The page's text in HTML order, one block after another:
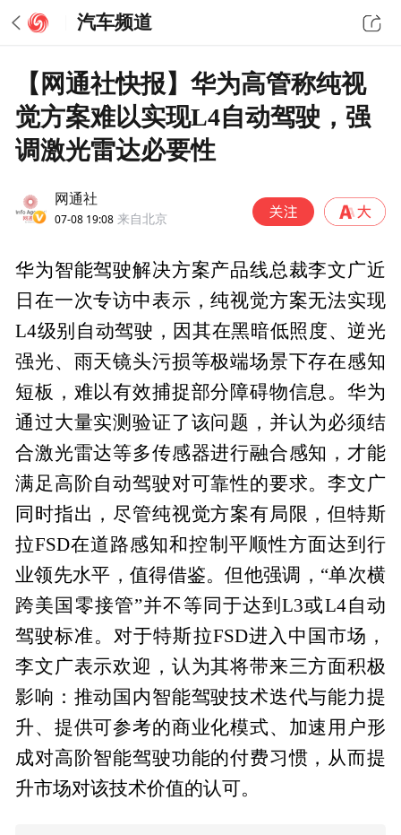
汽车频道
【网通社快报】华为高管称纯视
觉方案难以实现L4自动驾驶，强
调激光雷达必要性
网通社
07-08 19:08 来自北京
华为智能驾驶解决方案产品线总裁李文广近
日在一次专访中表示，纯视觉方案无法实现
L4级别自动驾驶，因其在黑暗低照度、逆光
强光、雨天镜头污损等极端场景下存在感知
短板，难以有效捕捉部分障碍物信息。华为
通过大量实测验证了该问题，并认为必须结
合激光雷达等多传感器进行融合感知，才能
满足高阶自动驾驶对可靠性的要求。李文广
同时指出，尽管纯视觉方案有局限，但特斯
拉FSD在道路感知和控制平顺性方面达到行
业领先水平，值得借鉴。但他强调，“单次横
跨美国零接管”并不等同于达到L3或L4自动
驾驶标准。对于特斯拉FSD进入中国市场，
李文广表示欢迎，认为其将带来三方面积极
影响：推动国内智能驾驶技术迭代与能力提
升、提供可参考的商业化模式、加速用户形
成对高阶智能驾驶功能的付费习惯，从而提
升市场对该技术价值的认可。